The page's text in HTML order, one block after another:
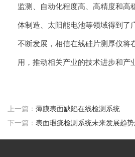
监测、自动化程度高、高精度和高
体制造、太阳能电池等领域得到了
不断发展，相信在线硅片测厚仪将
用，推动相关产业的技术进步和产
上一篇： 薄膜表面缺陷在线检测系统
下一篇： 表面瑕疵检测系统未来发展趋